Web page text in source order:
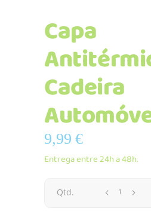
Capa
Cadeira
9,99€
Entrega entre 24h a 48h.
Capa
Qtd.